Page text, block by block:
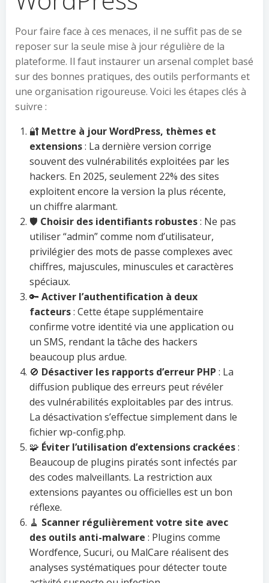
Pour faire face à ces menaces, il ne suffit pas de se
reposer sur la seule mise à jour régulière de la
plateforme. Il faut instaurer un arsenal complet basé
sur des bonnes pratiques, des outils performants et
une organisation rigoureuse. Voici les étapes clés à
suivre :
🔐 Mettre à jour WordPress, thèmes et
extensions: La dernière version corrige
souvent des vulnérabilités exploitées par les
hackers. En 2025, seulement 22% des sites
exploitent encore la version la plus récente,
un chiffre alarmant.
🛡️ Choisir des identifiants robustes: Ne pas
utiliser “admin” comme nom d’utilisateur,
privilégier des mots de passe complexes avec
chiffres, majuscules, minuscules et caractères
spéciaux.
🔑 Activer l’authentification à deux
facteurs: Cette étape supplémentaire
confirme votre identité via une application ou
un SMS, rendant la tâche des hackers
beaucoup plus ardue.
🚫 Désactiver les rapports d’erreur PHP : La
diffusion publique des erreurs peut révéler
des vulnérabilités exploitables par des intrus.
La désactivation s’effectue simplement dans le
fichier wp-config.php.
🧩 Éviter l’utilisation d’extensions crackées:
Beaucoup de plugins piratés sont infectés par
des codes malveillants. La restriction aux
extensions payantes ou officielles est un bon
réflexe.
🧹 Scanner régulièrement votre site avec
des outils anti-malware : Plugins comme
Wordfence, Sucuri, ou MalCare réalisent des
analyses systématiques pour détecter toute